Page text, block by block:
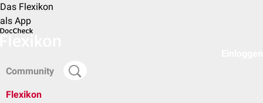
Das Flexikon
als App
Community
Flexikon